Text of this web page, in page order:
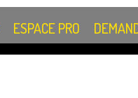
ESPACE PRO